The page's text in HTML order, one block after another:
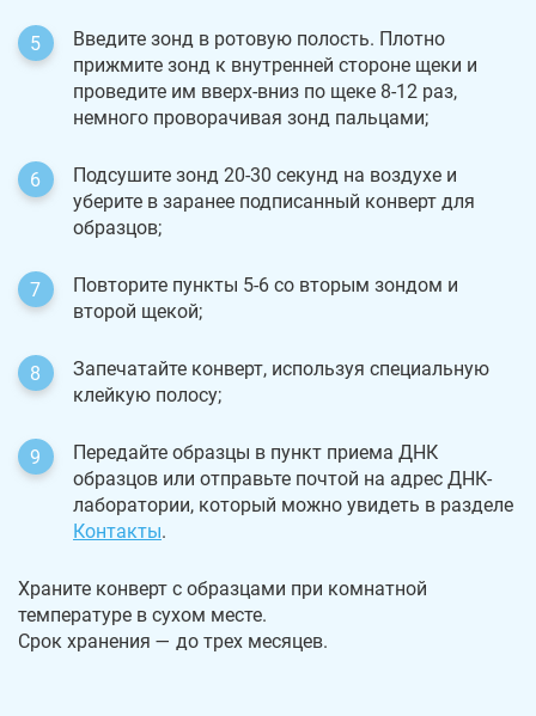
Введите зонд в ротовую полость. Плотно
прижмите зонд к внутренней стороне щеки и
проведите им вверх-вниз по щеке 8-12 раз,
немного проворачивая зонд пальцами;
Подсушите зонд 20-30 секунд на воздухе и
уберите в заранее подписанный конверт для
образцов;
Повторите пункты 5-6 со вторым зондом и
второй щекой;
Запечатайте конверт, используя специальную
клейкую полосу;
Передайте образцы в пункт приема ДНК
образцов или отправьте почтой на адрес ДНК-
лаборатории, который можно увидеть в разделе
Контакты.
Храните конверт с образцами при комнатной
температуре в сухом месте.
Срок хранения — до трех месяцев.